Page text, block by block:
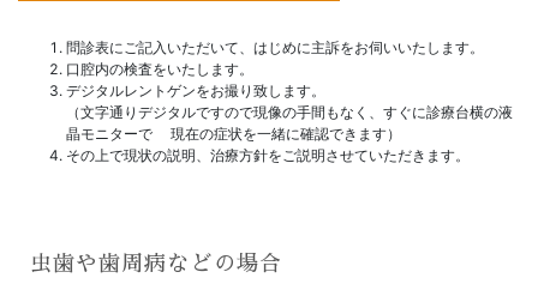
問診表にご記入いただいて、はじめに主訴をお伺いいたします。
口腔内の検査をいたします。
デジタルレントゲンをお撮り致します。
（文字通りデジタルですので現像の手間もなく、すぐに診療台横の液
晶モニターで 現在の症状を一緒に確認できます）
その上で現状の説明、治療方針をご説明させていただきます。
虫歯や歯周病などの場合